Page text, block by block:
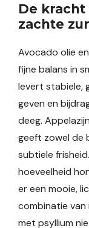
De
zachte
Avocado olie
fijne balans in
levert stabiele,
geven en
deeg.
geeft zowel de
subtiele
hoeveelheid
er een mooie,
combinatie
met psyllium